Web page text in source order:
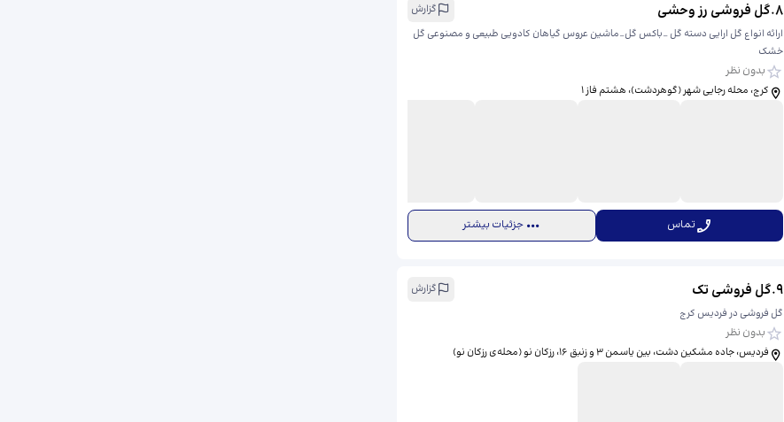
8
.گل فروشی رز وحشی
گزارش
ارائه انواع گل ارایی دسته گل _باکس گل_ماشین عروس گیاهان کادویی طبیعی و مصنوعی گل
خشک
بدون نظر
کرج، محله رجایی شهر (گوهردشت)، هشتم فاز ۱
تماس جزئیات بیشتر
9
.گل فروشی تک
گزارش
گل فروشی در فردیس کرج
بدون نظر
فردیس، جاده مشکین دشت، بین یاسمن 3 و زنبق 16، رزکان نو (محله‌ی رزکان نو)